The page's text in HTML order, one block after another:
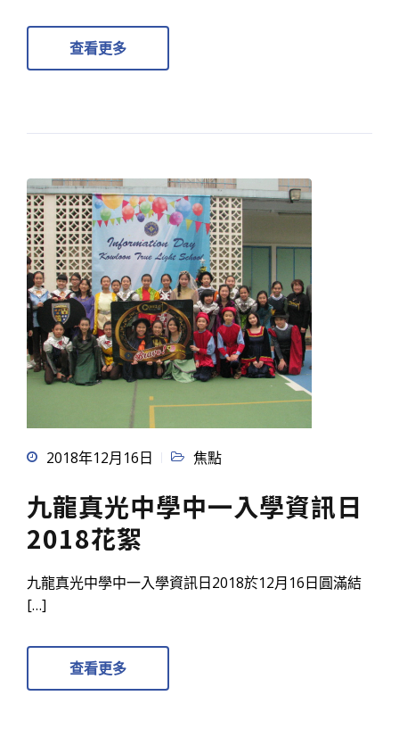
查看更多
2018年12月16日 焦點
九龍真光中學中一入學資訊日
2018花絮
九龍真光中學中一入學資訊日2018於12月16日圓滿結
[…]
查看更多